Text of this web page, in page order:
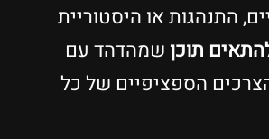
התנהגות או היסטוריית
תוכן שמהדהד עם
הספציפיים של כל